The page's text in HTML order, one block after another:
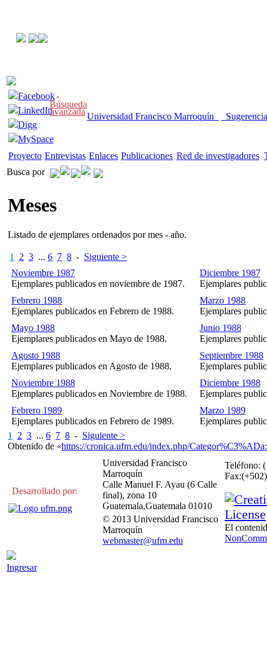
Facebook
LinkedIn
Digg
MySpace
Búsqueda
avanzada Universidad Francisco Marroquín
Proyecto Entrevistas Enlaces Publicaciones Red de investigadores
Busca por
Meses
Listado de ejemplares ordenados por mes - año.
1 2 3 ... 6 7 8 - Siguiente >
Noviembre 1987
Ejemplares publicados en noviembre de 1987.
Diciembre 1987
Ejemplares
Febrero 1988
Ejemplares publicados en Febrero de 1988.
Marzo 1988
Ejemplares
Mayo 1988
Ejemplares publicados en Mayo de 1988.
Junio 1988
Ejemplares
Agosto 1988
Ejemplares publicados en Agosto de 1988.
Septiembre 1988
Ejemplares
Noviembre 1988
Ejemplares publicados en Noviembre de 1988.
Diciembre 1988
Ejemplares
Febrero 1989
Ejemplares publicados en Febrero de 1989.
Marzo 1989
Ejemplares
1
2 3 ... 6 7 8 - Siguiente >
Obtenido de «https://cronica.ufm.edu/index.php/
Desarrollado por:
Universidad Francisco
Marroquín
Calle Manuel F. Ayau (6 Calle
final), zona 10
Guatemala,Guatemala 01010
Teléfono:
El
© 2013 Universidad Francisco
Marroquín
webmaster@ufm.edu
Ingresar